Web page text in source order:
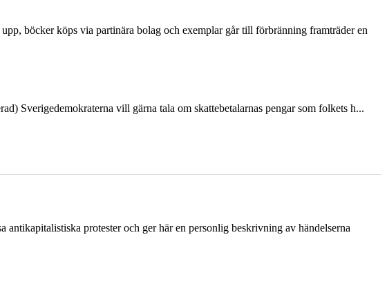
böcker köps via partinära bolag och exemplar går till förbränning framträder en
Sverigedemokraterna vill gärna tala om skattebetalarnas pengar som folkets h...
protester och ger här en personlig beskrivning av händelserna